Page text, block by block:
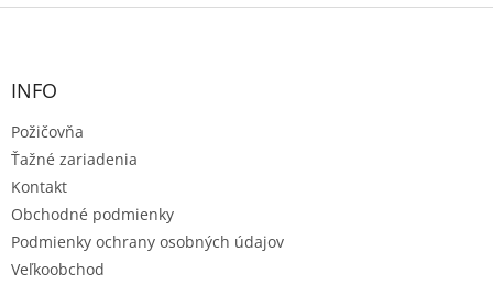
Z
INFO
Požičovňa
Ťažné zariadenia
Kontakt
Obchodné podmienky
Podmienky ochrany osobných údajov
Veľkoobchod